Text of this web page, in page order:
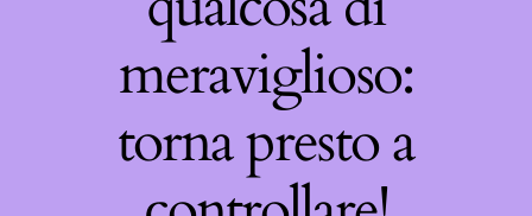
meraviglioso:
torna presto a